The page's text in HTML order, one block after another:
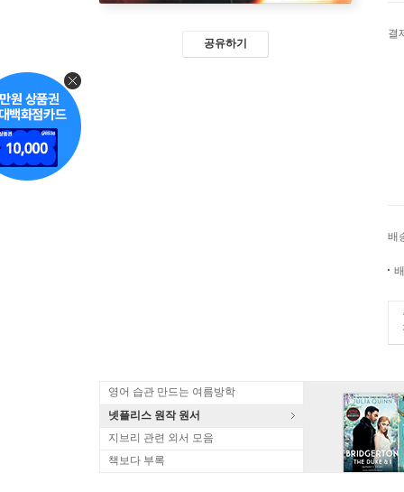
공유하기
결
배
영어 습관 만드는 여름방학
넷플리스 원작 원서
지브리 관련 외서 모음
책보다 부록